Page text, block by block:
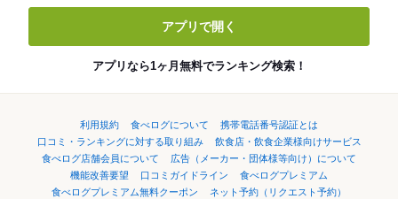
アプリで開く
アプリなら1ヶ月無料でランキング検索！
利用規約 食べログについて
携帯電話番号認証とは
口コミ・ランキングに対する取り組み
飲食店・飲食企業様向けサービス
食べログ店舗会員について
広告（メーカー・団体様等向け）について
機能改善要望
口コミガイドライン
食べログプレミアム
食べログプレミアム無料クーポン
ネット予約（リクエスト予約）